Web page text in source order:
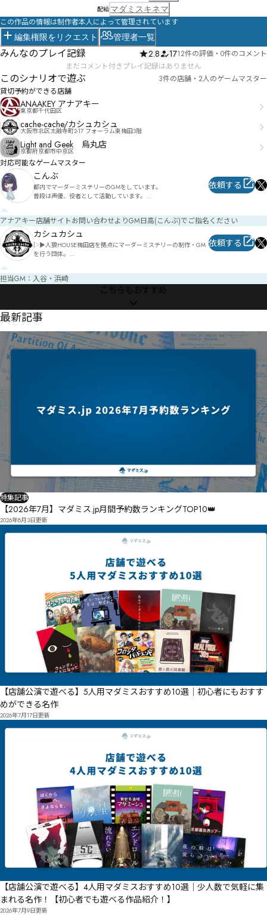
配給 マダミスキネマ
この作品の情報は制作者本人によって管理されています
編集権限をリクエスト 管理者一覧
みんなのプレイ記録 2.8 1712件の評価 ・ 0件のコメント
まだコメント付きプレイ記録はありません
このシナリオで遊ぶ
3件の店舗・2人のゲームマスター
貸切予約ができる店舗
ANAAKEY アナアキー
東京都千代田区
cache-cache/カシュカシュ
大阪市北区太融寺町2-17 フォーラム東梅田3階
Light and Geek 烏丸店
京都府京都市中京区
対応可能なゲームマスター
こんぶ
都内でマーダーミステリーのGMをしています。
普段は声優、役者として活動しています。
ケージなどを回す事もあります。
依頼する
アナアキー店舗サイトお問い合わせよりGM日高(こんぶ)でご指名ください
カシュカシュ
▷▶︎人狼HOUSE梅田店を拠点にマーダーミステリーの制作・GM
を行う団体。
https://twipla.jp/users/cache_mystery
【貸切ご依頼】https://www.jinrohouse.com/contact_mystery
【お問い合わせ】cache.cache.mystery@gmail.com
#カシュカシュ
依頼する
担当GM：入谷・浜崎
こちらもおすすめ
NEWS
最新記事
特集記事
【2026年7月】マダミス.jp月間予約数ランキングTOP10👑
2026年8月3日更新
【店舗公演で遊べる】5人用マダミスおすすめ10選｜初心者にもおすす
めができる名作
2026年7月17日更新
【店舗公演で遊べる】4人用マダミスおすすめ10選｜少人数で気軽に集
まれる名作！【初心者でも遊べる作品紹介！】
2026年7月9日更新